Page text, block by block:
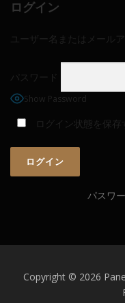
ログイン
ユーザー名またはメール
パスワード
Show Password
ログイン状態を保存
パスワ
Copyright © 2026